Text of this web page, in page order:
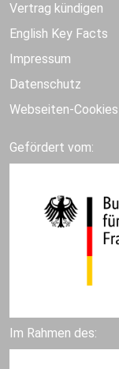
Vertrag kündigen
English Key Facts
Impressum
Datenschutz
Webseiten-Cookies
Gefördert vom:
Im Rahmen des: